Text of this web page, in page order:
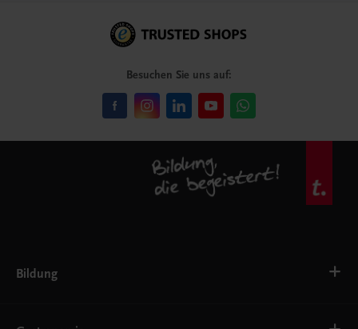
Besuchen Sie uns auf:
Bildung